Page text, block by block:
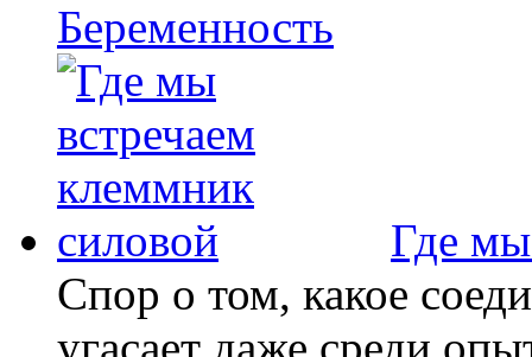
Беременность
Где
Спор о том, какое